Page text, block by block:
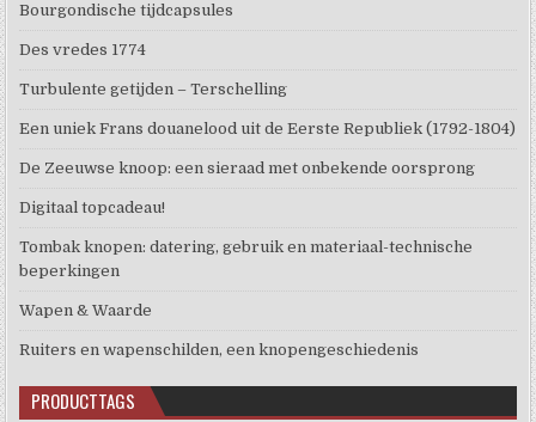
Bourgondische tijdcapsules
Des vredes 1774
Turbulente getijden – Terschelling
Een uniek Frans douanelood uit de Eerste Republiek (1792-1804)
De Zeeuwse knoop: een sieraad met onbekende oorsprong
Digitaal topcadeau!
Tombak knopen: datering, gebruik en materiaal-technische
beperkingen
Wapen & Waarde
Ruiters en wapenschilden, een knopengeschiedenis
PRODUCTTAGS